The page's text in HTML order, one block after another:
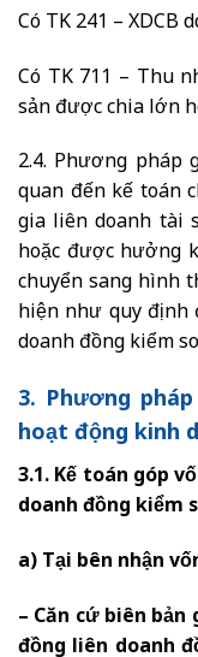
Có TK 241 – XDCB
Có TK 711 – Thu
sản được chia lớn
2.4. Phương
quan đến kế toán
gia liên doanh tài
hoặc được hưởng
chuyển sang hình
hiện như quy
doanh đồng kiểm
3. Phương
hoạt động kinh
3.1. Kế toán góp
doanh đồng kiểm
a) Tại bên nhận
– Căn cứ biên
đồng liên doanh